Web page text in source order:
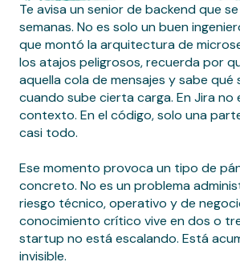
Te avisa un senior de backend que
semanas. No es solo un buen
que montó la arquitectura de
los atajos peligrosos, recuerda por
aquella cola de mensajes y sabe qué
cuando sube cierta carga. En Jira no
contexto. En el código, solo una
casi todo.
Ese momento provoca un tipo de
concreto. No es un problema
riesgo técnico, operativo y de
conocimiento crítico vive en dos o
startup no está escalando. Está
invisible.